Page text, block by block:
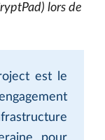
lors de
est le